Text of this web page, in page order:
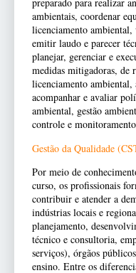
ambientais, coordenar
licenciamento
emitir laudo e parecer
planejar, gerenciar e
medidas mitigadoras, de
licenciamento
acompanhar e avaliar
ambiental, gestão
controle e
Gestão da Qualidade
Por meio de
curso, os profissionais
contribuir e atender a
indústrias locais e
planejamento,
técnico e consultoria,
serviços), órgãos
ensino. Entre os